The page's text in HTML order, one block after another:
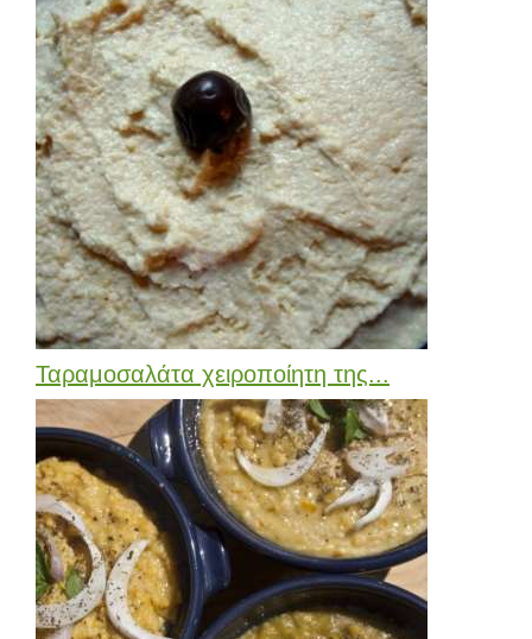
Ταραμοσαλάτα χειροποίητη της...